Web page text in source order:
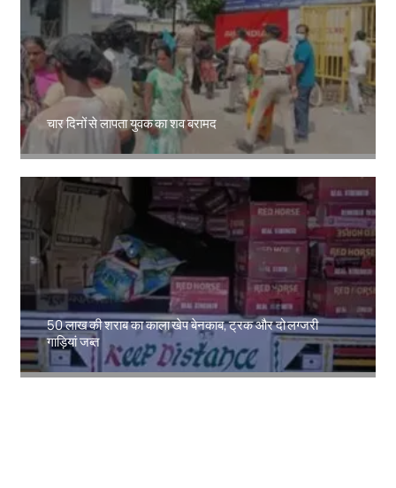
चार दिनों से लापता युवक का शव बरामद
50 लाख की शराब का काला खेप बेनकाब, ट्रक और दो लग्जरी
गाड़ियां जब्त
Amit Lekh